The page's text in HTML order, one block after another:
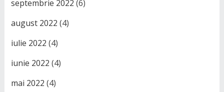
septembrie 2022 (6)
august 2022 (4)
iulie 2022 (4)
iunie 2022 (4)
mai 2022 (4)